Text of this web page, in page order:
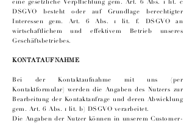
eine gesetzliche Verpflichtung gem. Art. 6 Abs. 1 lit. c
DSGVO besteht oder auf Grundlage berechtigter
Interessen gem. Art. 6 Abs. 1 lit. f. DSGVO an
wirtschaftlichem und effektivem Betrieb unseres
Geschäftsbetriebes.
KONTATAUFNAHME
Bei der Kontaktaufnahme mit uns (per
Kontaktformular) werden die Angaben des Nutzers zur
Bearbeitung der Kontaktanfrage und deren Abwicklung
gem. Art. 6 Abs. 1 lit. b) DSGVO verarbeitet.
Die Angaben der Nutzer können in unserem Customer-